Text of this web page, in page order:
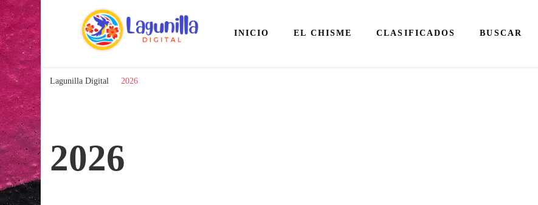
Lagunilla Digital
INICIO EL CHISME CLASIFICADOS BUSCAR
Lagunilla Digital 2026
2026